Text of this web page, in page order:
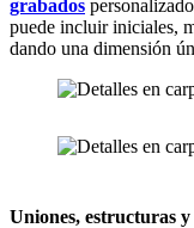
grabados
puede incluir iniciales,
dando una dimensión
Uniones, estructuras